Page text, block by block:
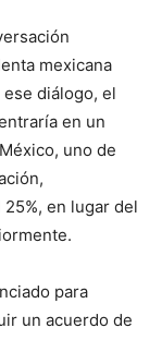
mexicana
diálogo, el
en un
uno de
en lugar del
para
un acuerdo de